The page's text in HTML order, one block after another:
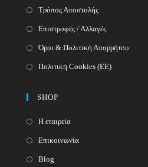
Τρόπος Αποστολής
Επιστροφές / Αλλαγές
Όροι & Πολιτική Απορρήτου
Πολιτική Cookies (ΕΕ)
SHOP
Η εταιρεία
Επικοινωνία
Blog